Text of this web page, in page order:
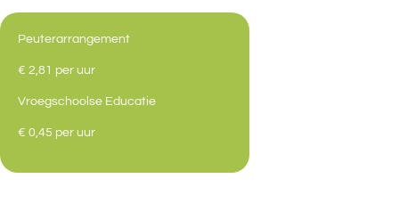
Peuterarrangement
€ 2,81 per uur
Vroegschoolse Educatie
€ 0,45 per uur